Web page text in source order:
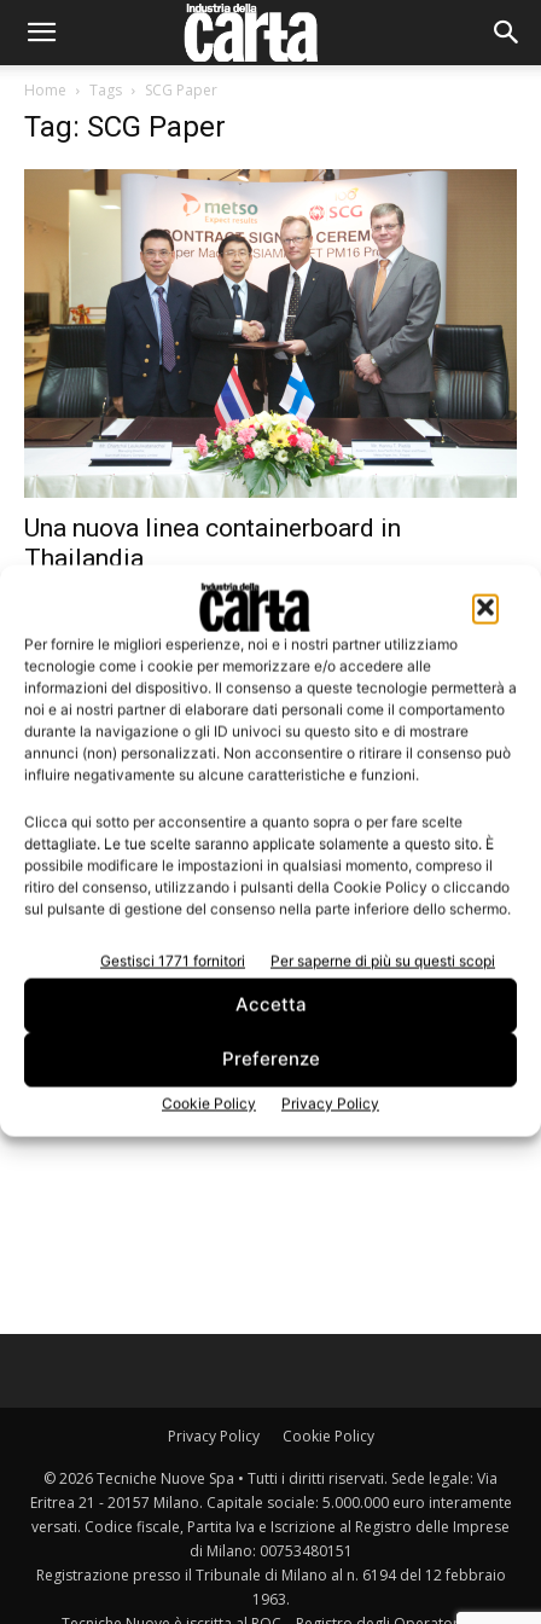
Per fornire le migliori esperienze, noi e i nostri partner utilizziamo
tecnologie come i cookie per memorizzare e/o accedere alle
informazioni del dispositivo. Il consenso a queste tecnologie permetterà a
noi e ai nostri partner di elaborare dati personali come il comportamento
durante la navigazione o gli ID univoci su questo sito e di mostrare
annunci (non) personalizzati. Non acconsentire o ritirare il consenso può
influire negativamente su alcune caratteristiche e funzioni.
Clicca qui sotto per acconsentire a quanto sopra o per fare scelte
dettagliate. Le tue scelte saranno applicate solamente a questo sito. È
possibile modificare le impostazioni in qualsiasi momento, compreso il
ritiro del consenso, utilizzando i pulsanti della Cookie Policy o cliccando
sul pulsante di gestione del consenso nella parte inferiore dello schermo.
Gestisci 1771 fornitori Per saperne di più su questi scopi
Accetta
Preferenze
Cookie Policy Privacy Policy
Home Tags SCG Paper
Tag: SCG Paper
Una nuova linea containerboard in
Thailandia
Leggi la rivista
n.3 - Giugno 2026 n.2 - Aprile 2026 n.1 - Marzo 2026
Edicola Web
Privacy Policy Cookie Policy
© 2026 Tecniche Nuove Spa • Tutti i diritti riservati. Sede legale: Via
Eritrea 21 - 20157 Milano. Capitale sociale: 5.000.000 euro interamente
versati. Codice fiscale, Partita Iva e Iscrizione al Registro delle Imprese
di Milano: 00753480151
Registrazione presso il Tribunale di Milano al n. 6194 del 12 febbraio
1963.